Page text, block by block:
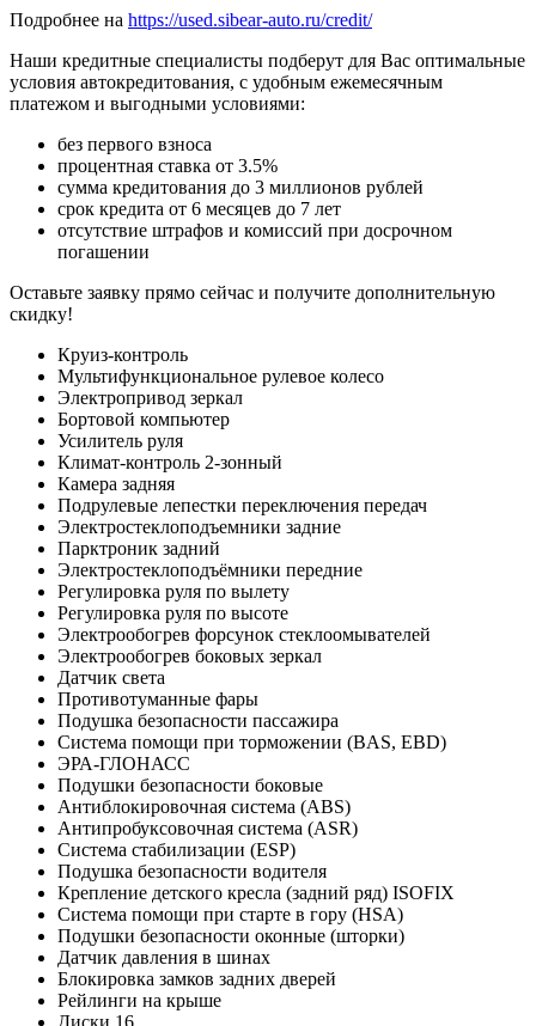
Подробнее на https://used.sibear-auto.ru/credit/
Наши кредитные специалисты подберут для Вас оптимальные
условия автокредитования, с удобным ежемесячным
платежом и выгодными условиями:
без первого взноса
процентная ставка от 3.5%
сумма кредитования до 3 миллионов рублей
срок кредита от 6 месяцев до 7 лет
отсутствие штрафов и комиссий при досрочном
погашении
Оставьте заявку прямо сейчас и получите дополнительную
скидку!
Круиз-контроль
Мультифункциональное рулевое колесо
Электропривод зеркал
Бортовой компьютер
Усилитель руля
Климат-контроль 2-зонный
Камера задняя
Подрулевые лепестки переключения передач
Электростеклоподъемники задние
Парктроник задний
Электростеклоподъёмники передние
Регулировка руля по вылету
Регулировка руля по высоте
Электрообогрев форсунок стеклоомывателей
Электрообогрев боковых зеркал
Датчик света
Противотуманные фары
Подушка безопасности пассажира
Система помощи при торможении (BAS, EBD)
ЭРА-ГЛОНАСС
Подушки безопасности боковые
Антиблокировочная система (ABS)
Антипробуксовочная система (ASR)
Система стабилизации (ESP)
Подушка безопасности водителя
Крепление детского кресла (задний ряд) ISOFIX
Система помощи при старте в гору (HSA)
Подушки безопасности оконные (шторки)
Датчик давления в шинах
Блокировка замков задних дверей
Рейлинги на крыше